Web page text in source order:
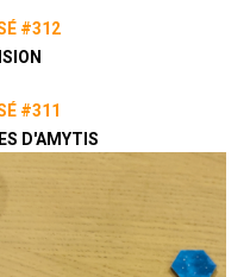
#312
#311
D'AMYTIS